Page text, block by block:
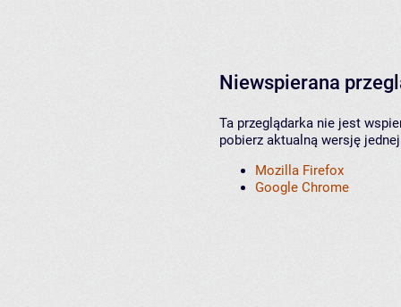
Niewspierana
Ta przeglądarka nie jest
pobierz aktualną wersję
Mozilla Firefox
Google Chrome